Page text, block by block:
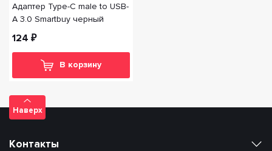
Адаптер Type-C male to USB-
A 3.0 Smartbuy черный
124 ₽
В корзину
Наверх
Контакты